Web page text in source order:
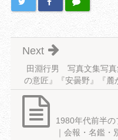
田淵行男 写真文集写真
の意匠』『安曇野』『麓
Next
1980年代前半
｜会報・名鑑・